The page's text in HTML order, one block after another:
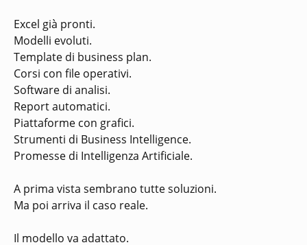
Excel già pronti.
Modelli evoluti.
Template di business plan.
Corsi con file operativi.
Software di analisi.
Report automatici.
Piattaforme con grafici.
Strumenti di Business Intelligence.
Promesse di Intelligenza Artificiale.
A prima vista sembrano tutte soluzioni.
Ma poi arriva il caso reale.
Il modello va adattato.